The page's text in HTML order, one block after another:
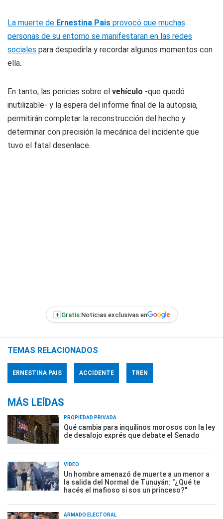
La muerte de Ernestina Pais provocó que muchas
personas de su entorno se manifestaran en las redes
sociales para despedirla y recordar algunos momentos con
ella.
En tanto, las pericias sobre el vehículo -que quedó
inutilizable- y la espera del informe final de la autopsia,
permitirán completar la reconstrucción del hecho y
determinar con precisión la mecánica del incidente que
tuvo el fatal desenlace.
+ Gratis:Noticias exclusivas en
TEMAS RELACIONADOS
ERNESTINA PAIS ACCIDENTE TREN
MÁS LEÍDAS
PROPIEDAD PRIVADA
Qué cambia para inquilinos morosos con la ley
de desalojo exprés que debate el Senado
VIDEO
Un hombre amenazó de muerte a un menor a
la salida del Normal de Tunuyán: "¿Qué te
hacés el mafioso si sos un princeso?"
ARMADO ELECTORAL